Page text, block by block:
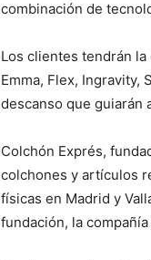
combinación de
Los clientes tendrán
Emma, Flex, Ingravity,
descanso que guiarán
Colchón Exprés,
colchones y artículos
físicas en Madrid y
fundación, la